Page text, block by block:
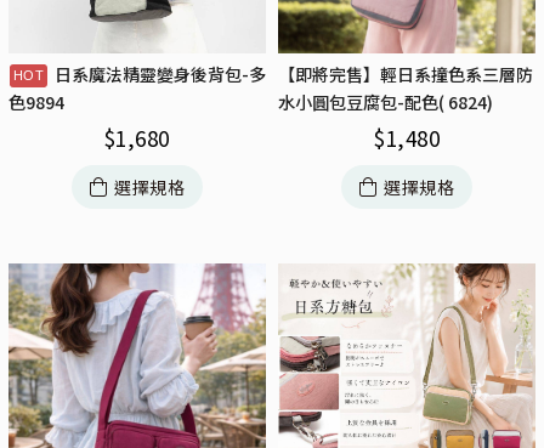
日系魔法精靈變身後背包-多
色9894
$1,680
選擇規格
【即將完售】輕日系撞色系三層防
水小圓包豆腐包-配色( 6824)
$1,480
選擇規格